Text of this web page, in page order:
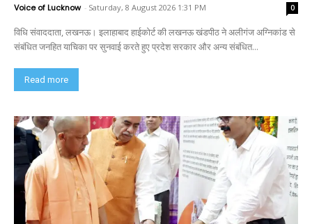
Voice of Lucknow - Saturday, 8 August 2026 1:31 PM 0
विधि संवाददाता, लखनऊ। इलाहाबाद हाईकोर्ट की लखनऊ खंडपीठ ने अलीगंज अग्निकांड से
संबंधित जनहित याचिका पर सुनवाई करते हुए प्रदेश सरकार और अन्य संबंधित...
Read more